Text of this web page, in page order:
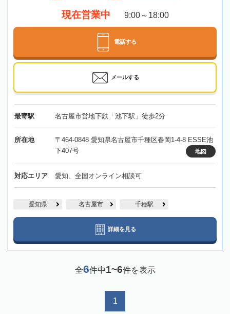
現在営業中 9:00～18:00
電話する
メールする
最寄駅 名古屋市営地下鉄「池下駅」徒歩2分
所在地
〒464-0848 愛知県名古屋市千種区春岡1-4-8 ESSE池
下407号
地図
対応エリア 愛知、全国オンライン相談可
愛知県 名古屋市 千種駅
詳細を見る
全6件中1~6件を表示
1